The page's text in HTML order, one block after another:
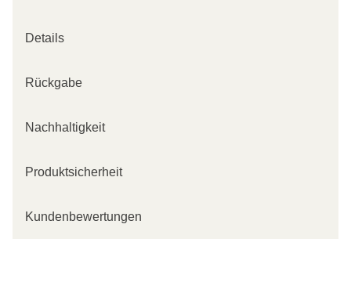
Details
Rückgabe
Nachhaltigkeit
Produktsicherheit
Kundenbewertungen